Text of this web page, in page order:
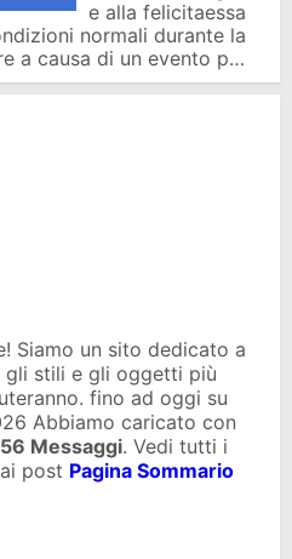
e alla felicitaessa
normali durante la
a causa di un evento p…
Siamo un sito dedicato a
gli stili e gli oggetti più
fino ad oggi su
Abbiamo caricato con
Messaggi. Vedi tutti i
post Pagina Sommario